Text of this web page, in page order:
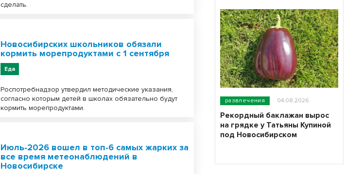
сделать.
Новосибирских школьников обязали
кормить морепродуктами с 1 сентября
Еда
Роспотребнадзор утвердил методические указания,
согласно которым детей в школах обязательно будут
кормить морепродуктами.
Июль-2026 вошел в топ-6 самых жарких за
все время метеонаблюдений в
Новосибирске
развлечения 04.08.2026
Рекордный баклажан вырос
на грядке у Татьяны Купиной
под Новосибирском